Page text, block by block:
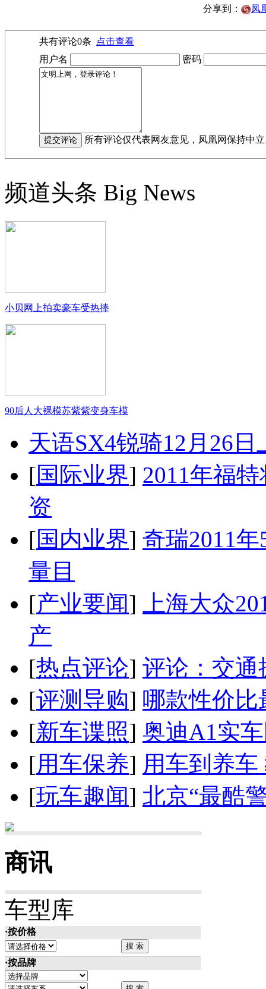
分享到： 凤
共有评论0条
点击查看
用户名
密码
所有评论仅代表网友意见，凤凰网保持中
频道头条 Big News
小贝网上拍卖豪车受热捧
90后人大裸模苏紫紫变身车模
天语SX4锐骑12月26
[国际业界] 2011年福
资
[国内业界] 奇瑞2011
量目
[产业要闻]
上海大众
产
[热点评论] 评论：交通
[评测导购] 哪款性价比
[新车谍照] 奥迪A1实
[用车保养] 用车到养
[玩车趣闻] 北京“最酷
商讯
车型库
·按价格
·按品牌